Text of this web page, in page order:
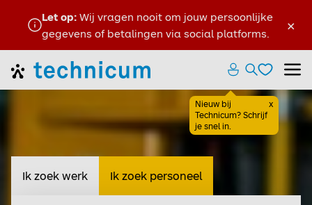
×
Let op: Wij vragen nooit om jouw persoonlijke
gegevens of betalingen via social platforms.
Home
Nieuw bij
Technicum? Schrijf
je snel in.
x
Sluiten
Zoeken
Ik zoek werk Ik zoek personeel